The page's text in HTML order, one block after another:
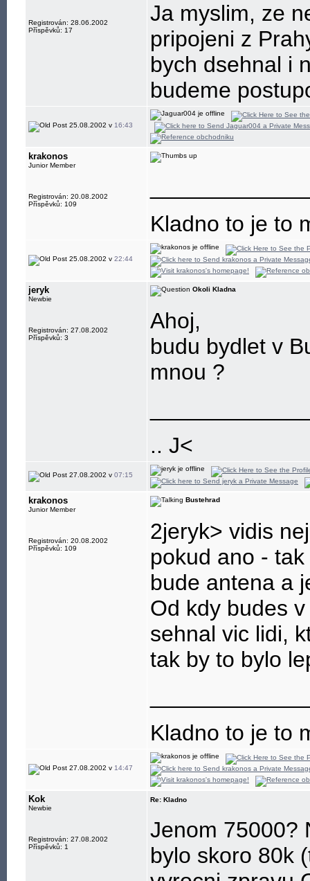
Registrován: 28.06.2002
Příspěvků: 17
Ja myslim, ze
pripojeni z
bych dsehnal i
budeme
25.08.2002 v 16:43
krakonos
Junior Member
Registrován: 20.08.2002
Příspěvků: 109
Kladno to je to
25.08.2002 v 22:44
jeryk
Newbie
Registrován: 27.08.2002
Příspěvků: 3
Okoli Kladna
Ahoj,
budu bydlet v
mnou ?
.. J<
27.08.2002 v 07:15
krakonos
Junior Member
Registrován: 20.08.2002
Příspěvků: 109
Bustehrad
2jeryk> vidis
pokud ano -
bude antena a
Od kdy budes
sehnal vic lidi,
tak by to bylo
Kladno to je to
27.08.2002 v 14:47
Kok
Newbie
Registrován: 27.08.2002
Příspěvků: 1
Re: Kladno
Jenom 75000?
bylo skoro 80k